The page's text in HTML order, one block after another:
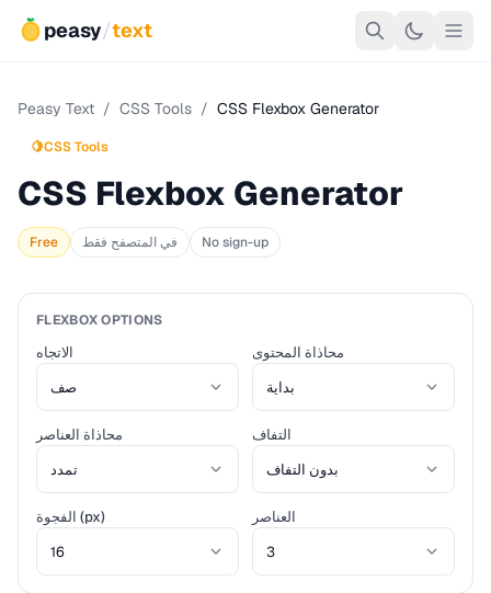
peasy/text
Peasy Text / CSS Tools / CSS Flexbox Generator
🍋CSS Tools
CSS Flexbox Generator
Free في المتصفح فقط No sign-up
FLEXBOX OPTIONS
الاتجاه محاذاة المحتوى
محاذاة العناصر التفاف
الفجوة (px) العناصر